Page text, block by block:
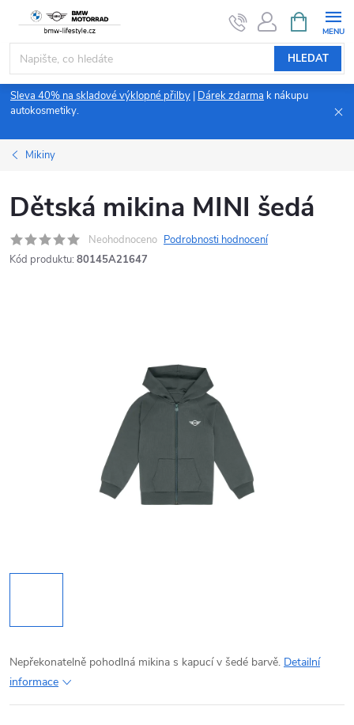
obsah
HLEDAT
NÁKUPNÍ
KOŠÍK
Sleva 40% na skladové výklopné přilby Dárek zdarma k nákupu
autokosmetiky.
Mikiny
Dětská mikina MINI šedá
Neohodnoceno Podrobnosti hodnocení
Kód produktu: 80145A21647
Nepřekonatelně pohodlná mikina s kapucí v šedé barvě. Detailní
informace